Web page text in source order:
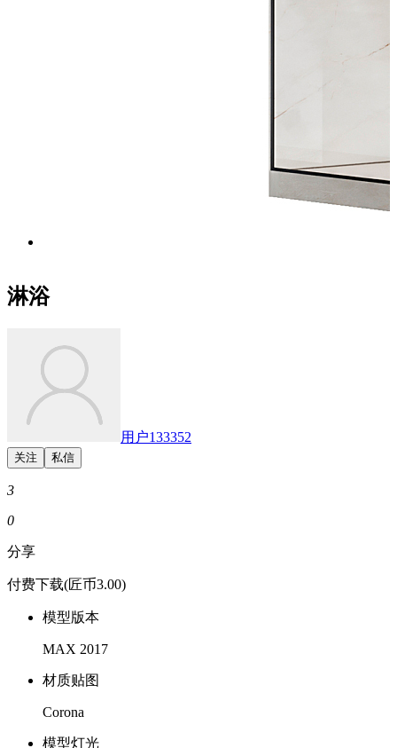
淋浴
用户133352
3
0
分享
付费下载(匠币3.00)
模型版本
MAX 2017
材质贴图
Corona
模型灯光